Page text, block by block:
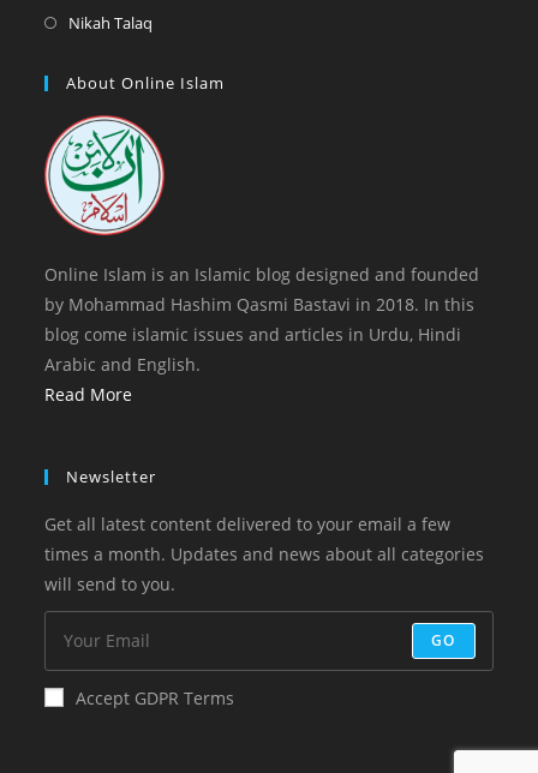
tab
in
new
Nikah Talaq
a
tab
About Online Islam
Online Islam is an Islamic blog designed and founded
by Mohammad Hashim Qasmi Bastavi in 2018. In this
blog come islamic issues and articles in Urdu, Hindi
Arabic and English.
Read More
Newsletter
Get all latest content delivered to your email a few
times a month. Updates and news about all categories
will send to you.
GO
Accept GDPR Terms